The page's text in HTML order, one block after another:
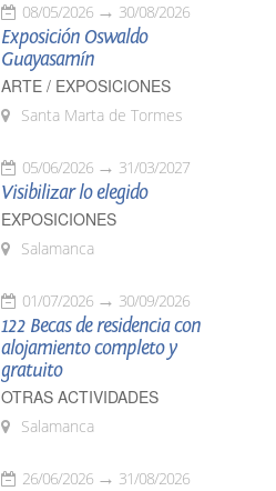
08/05/2026 30/08/2026
Exposición Oswaldo
Guayasamín
ARTE / EXPOSICIONES
Santa Marta de Tormes
05/06/2026 31/03/2027
Visibilizar lo elegido
EXPOSICIONES
Salamanca
01/07/2026 30/09/2026
122 Becas de residencia con
alojamiento completo y
gratuito
OTRAS ACTIVIDADES
Salamanca
26/06/2026 31/08/2026